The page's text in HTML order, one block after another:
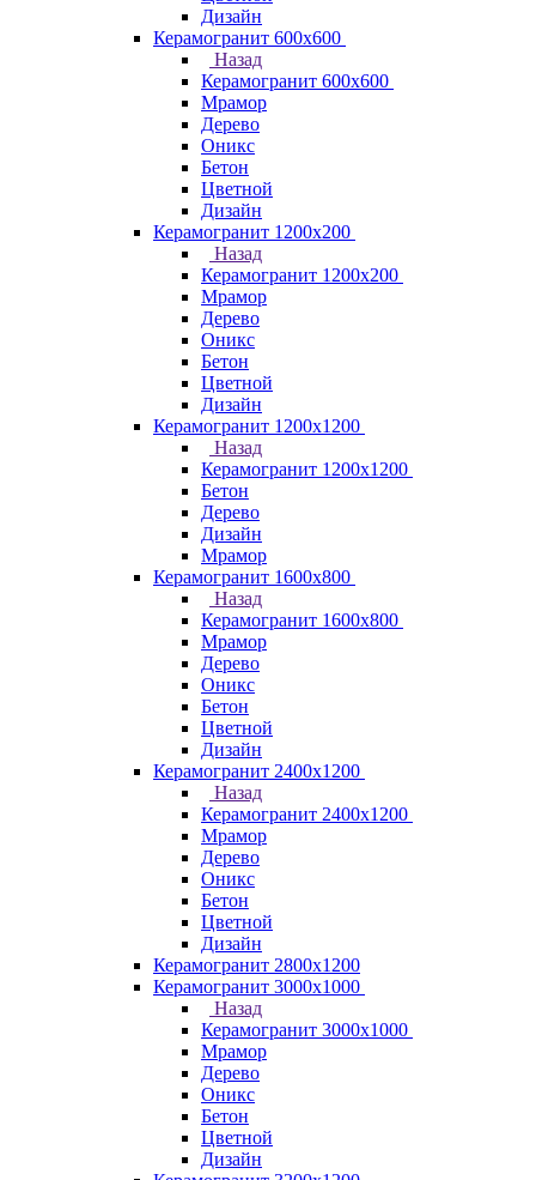
Дизайн
Керамогранит 600х600
Назад
Керамогранит 600х600
Мрамор
Дерево
Оникс
Бетон
Цветной
Дизайн
Керамогранит 1200x200
Назад
Керамогранит 1200x200
Мрамор
Дерево
Оникс
Бетон
Цветной
Дизайн
Керамогранит 1200x1200
Назад
Керамогранит 1200x1200
Бетон
Дерево
Дизайн
Мрамор
Керамогранит 1600х800
Назад
Керамогранит 1600х800
Мрамор
Дерево
Оникс
Бетон
Цветной
Дизайн
Керамогранит 2400х1200
Назад
Керамогранит 2400х1200
Мрамор
Дерево
Оникс
Бетон
Цветной
Дизайн
Керамогранит 2800x1200
Керамогранит 3000х1000
Назад
Керамогранит 3000х1000
Мрамор
Дерево
Оникс
Бетон
Цветной
Дизайн